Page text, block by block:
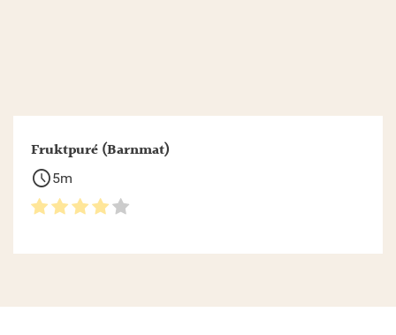
Fruktpuré (Barnmat)
schedule5m